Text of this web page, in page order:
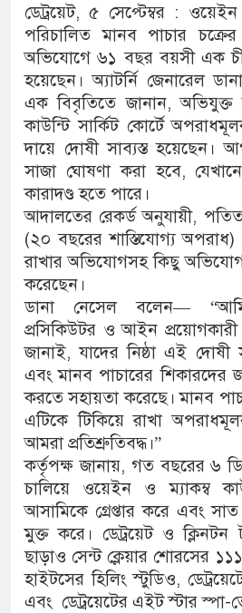
ডেট্রয়েট, ৫ সেপ্টেম্বর :
পরিচালিত মানব পাচার
অভিযোগে ৬১ বছর বয়সী এক
হয়েছেন। অ্যাটর্নি জেনারেল
এক বিবৃতিতে জানান, অভিযুক্ত
কাউন্টি সার্কিট কোর্টে
দায়ে দোষী সাব্যস্ত হয়েছেন।
সাজা ঘোষণা করা হবে,
কারাদণ্ড হতে পারে।
আদালতের রেকর্ড অনুযায়ী,
(২০ বছরের শাস্তিযোগ্য
রাখার অভিযোগসহ কিছু অভিযোগ
করেছেন।
ডানা নেসেল বলেন—
প্রসিকিউটর ও আইন প্রয়োগকারী
জানাই, যাদের নিষ্ঠা এই দোষী
এবং মানব পাচারের শিকারদের
করতে সহায়তা করেছে। মানব
এটিকে টিকিয়ে রাখা
আমরা প্রতিশ্রুতিবদ্ধ।”
কর্তৃপক্ষ জানায়, গত বছরের ৬
চালিয়ে ওয়েইন ও ম্যাকম্ব
আসামিকে গ্রেপ্তার করে এবং
মুক্ত করে। ডেট্রয়েট ও ক্লিনটন
ছাড়াও সেন্ট ক্লেয়ার শোরসের ১১১
হাইটসের হিলিং স্টুডিও,
এবং ডেট্রয়েটের এইট স্টার স্পা-